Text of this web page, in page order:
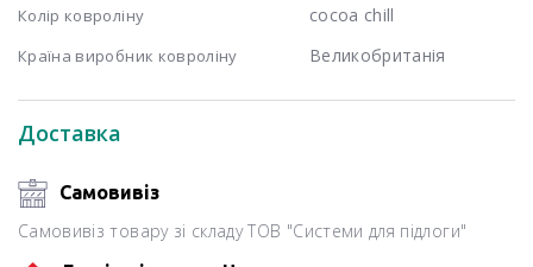
Доставка
Самовивіз
Самовивіз товару зі складу ТОВ "Системи для підлоги"
Колір ковроліну cocoa chill
Країна виробник ковроліну Великобританія